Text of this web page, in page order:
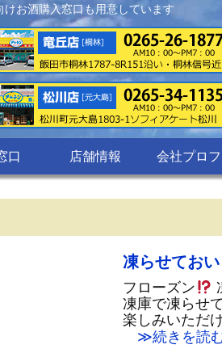
お酒購入窓口も用意しています
口 店舗情報 会社プロ
凍らせてお
フローズン
凍庫で凍らせ
楽しみいただ
≫続きを読